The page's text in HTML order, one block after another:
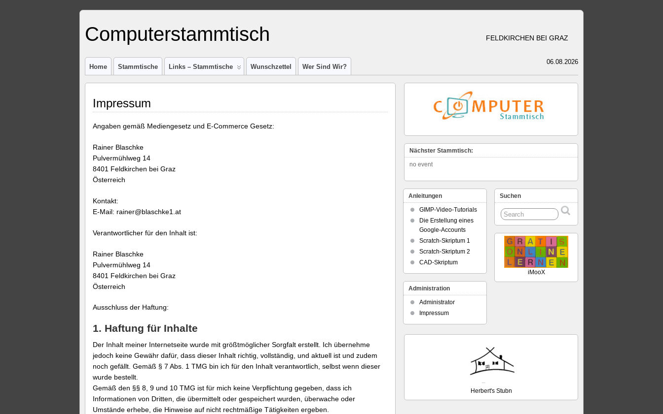
Computerstammtisch FELDKIRCHEN BEI GRAZ
06.08.2026
Home Stammtische Links – Stammtische Wunschzettel Wer Sind Wir?
Impressum
Angaben gemäß Mediengesetz und E-Commerce Gesetz:
Rainer Blaschke
Pulvermühlweg 14
8401 Feldkirchen bei Graz
Österreich
Kontakt:
E-Mail: rainer@blaschke1.at
Verantwortlicher für den Inhalt ist:
Rainer Blaschke
Pulvermühlweg 14
8401 Feldkirchen bei Graz
Österreich
Ausschluss der Haftung:
1. Haftung für Inhalte
Der Inhalt meiner Internetseite wurde mit größtmöglicher Sorgfalt erstellt. Ich übernehme
jedoch keine Gewähr dafür, dass dieser Inhalt richtig, vollständig, und aktuell ist und zudem
noch gefällt. Gemäß § 7 Abs. 1 TMG bin ich für den Inhalt verantwortlich, selbst wenn dieser
wurde bestellt.
Gemäß den §§ 8, 9 und 10 TMG ist für mich keine Verpflichtung gegeben, dass ich
Informationen von Dritten, die übermittelt oder gespeichert wurden, überwache oder
Umstände erhebe, die Hinweise auf nicht rechtmäßige Tätigkeiten ergeben.
Nächster Stammtisch:
no event
Suchen
iMooX
Anleitungen
GIMP-Video-Tutorials
Die Erstellung eines
Google-Accounts
Scratch-Skriptum 1
Scratch-Skriptum 2
CAD-Skriptum
Administration
Administrator
Impressum
Herbert's Stubn